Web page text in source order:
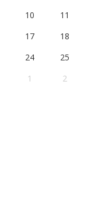
10
11
17
18
24
25
1 2